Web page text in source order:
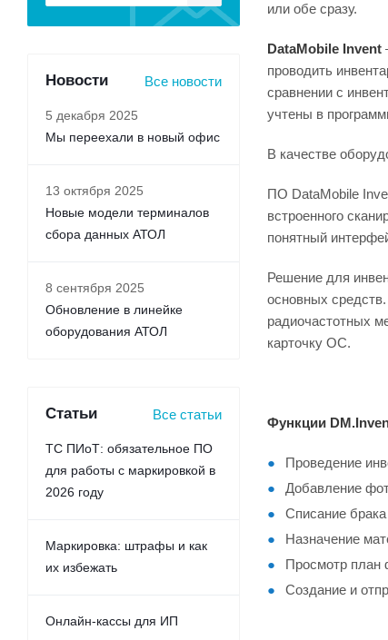
или обе сразу.
DataMobile Invent
проводить
сравнении с
учтены в
В качестве
ПО DataMobile
встроенного
понятный
Решение для
основных
радиочастотных
карточку ОС.
Функции
Проведение
Добавление
Списание брака
Назначение
Просмотр план
Создание и
Новости Все новости
5 декабря 2025
Мы переехали в новый офис
13 октября 2025
Новые модели терминалов
сбора данных АТОЛ
8 сентября 2025
Обновление в линейке
оборудования АТОЛ
Статьи Все статьи
ТС ПИоТ: обязательное ПО
для работы с маркировкой в
2026 году
Маркировка: штрафы и как
их избежать
Онлайн-кассы для ИП